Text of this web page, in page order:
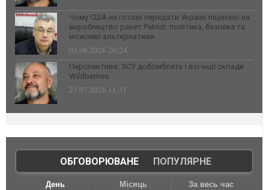
Чому США не готові передати Україні ліцензію на
виробництво ракет Patriot: політика, безпека та
можливі альтернативи
03.08.2026 20:24
Перспектива: ЗСУ добомблять і всі інші склади
Wildberries
23.07.2026 11:31
ОБГОВОРЮВАНЕ| ПОПУЛЯРНЕ
День Місяць За весь час